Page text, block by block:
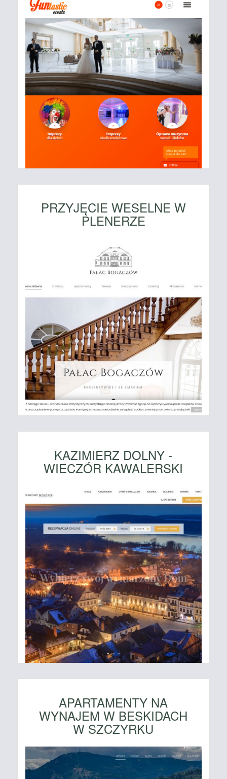
PRZYJĘCIE WESELNE W
PLENERZE
KAZIMIERZ DOLNY -
WIECZÓR KAWALERSKI
APARTAMENTY NA
WYNAJEM W BESKIDACH
W SZCZYRKU